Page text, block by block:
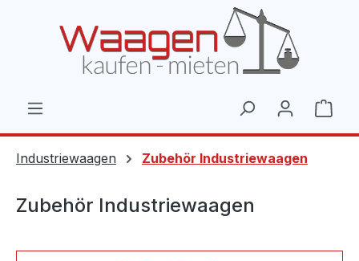
Industriewaagen Zubehör Industriewaagen
Zubehör Industriewaagen